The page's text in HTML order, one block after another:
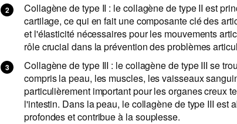
Collagène de type II : le collagène de type II est
cartilage, ce qui en fait une composante clé des
et l'élasticité nécessaires pour les mouvements
rôle crucial dans la prévention des problèmes
Collagène de type III : le collagène de type III se
compris la peau, les muscles, les vaisseaux
particulièrement important pour les organes creux
l'intestin. Dans la peau, le collagène de type III est
profondes et contribue à la souplesse.